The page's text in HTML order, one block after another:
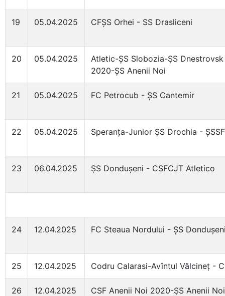
19 05.04.2025 CFȘS Orhei - SS Drasliceni
20 05.04.2025
Atletic-ȘS Slobozia-ȘS
2020-ȘS Anenii Noi
21 05.04.2025 FC Petrocub - ȘS Cantemir
22 05.04.2025 Speranța-Junior ȘS Drochia -
23 06.04.2025 ȘS Dondușeni - CSFCJT Atletico
24 12.04.2025 FC Steaua Nordului - ȘS
25 12.04.2025 Codru Calarasi-Avîntul Vălcineț -
26 12.04.2025 CSF Anenii Noi 2020-ȘS Anenii